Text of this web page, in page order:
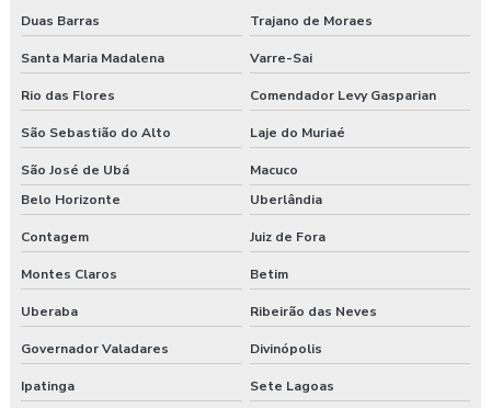
Empresa de treinamento segurança do trabalho
Empresas de segurança e saúde do trabalho
Esocial para segurança do trabalho
Esocial segurança do trabalho empresas
Exame admissional guarapuava
Exame admissional em pinhão
Exame admissional em turvo
Exame aso admissional
Duas Barras Trajano de Moraes
Santa Maria Madalena Varre-Sai
Rio das Flores Comendador Levy Gasparian
São Sebastião do Alto Laje do Muriaé
São José de Ubá
Macuco
Belo Horizonte
Uberlândia
Contagem Juiz de Fora
Montes Claros Betim
Uberaba Ribeirão das Neves
Governador Valadares Divinópolis
Ipatinga Sete Lagoas